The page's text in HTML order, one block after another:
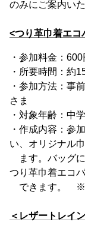
のみにご案内いた
<つり革巾着エコ
・参加料金：
・所要時間：約
・参加方法：事
さま
・対象年齢：中
・作成内容：参
い、オリジナル
ます。バッグ
つり革巾着エコ
できます。 ※
＜レザートレイ